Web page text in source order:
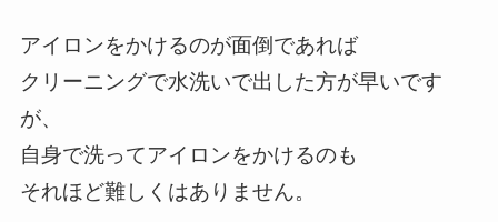
アイロンをかけるのが面倒であれば
クリーニングで水洗いで出した方が早いです
が、
自身で洗ってアイロンをかけるのも
それほど難しくはありません。